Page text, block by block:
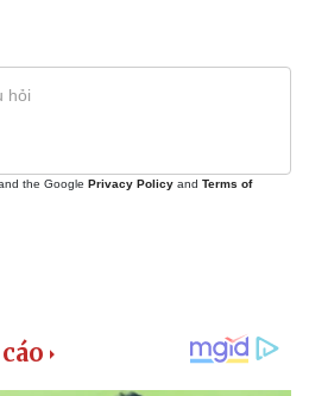
Giá vàng
the Google Privacy Policy and Terms of